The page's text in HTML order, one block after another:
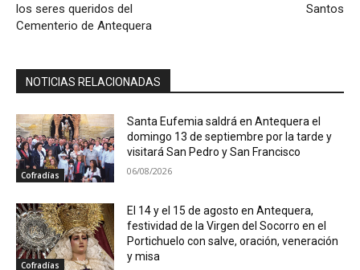
los seres queridos del
Cementerio de Antequera
Santos
NOTICIAS RELACIONADAS
Cofradías
Santa Eufemia saldrá en Antequera el
domingo 13 de septiembre por la tarde y
visitará San Pedro y San Francisco
06/08/2026
Cofradías
El 14 y el 15 de agosto en Antequera,
festividad de la Virgen del Socorro en el
Portichuelo con salve, oración, veneración
y misa